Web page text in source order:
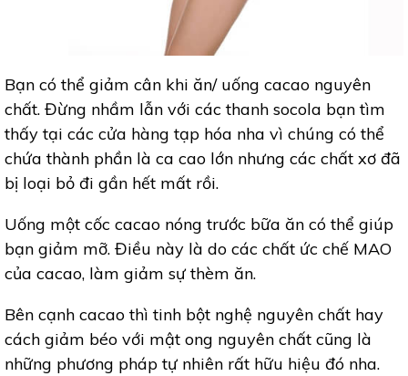
Bạn có thể giảm cân khi ăn/ uống cacao nguyên
chất. Đừng nhầm lẫn với các thanh socola bạn tìm
thấy tại các cửa hàng tạp hóa nha vì chúng có thể
chứa thành phần là ca cao lớn nhưng các chất xơ đã
bị loại bỏ đi gần hết mất rồi.
Uống một cốc cacao nóng trước bữa ăn có thể giúp
bạn giảm mỡ. Điều này là do các chất ức chế MAO
của cacao, làm giảm sự thèm ăn.
Bên cạnh cacao thì tinh bột nghệ nguyên chất hay
cách giảm béo với mật ong nguyên chất cũng là
những phương pháp tự nhiên rất hữu hiệu đó nha.